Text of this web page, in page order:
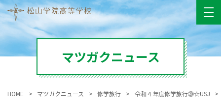
マツガクニュース
HOME マツガクニュース 修学旅行 令和４年度修学旅行⑳☆USJ